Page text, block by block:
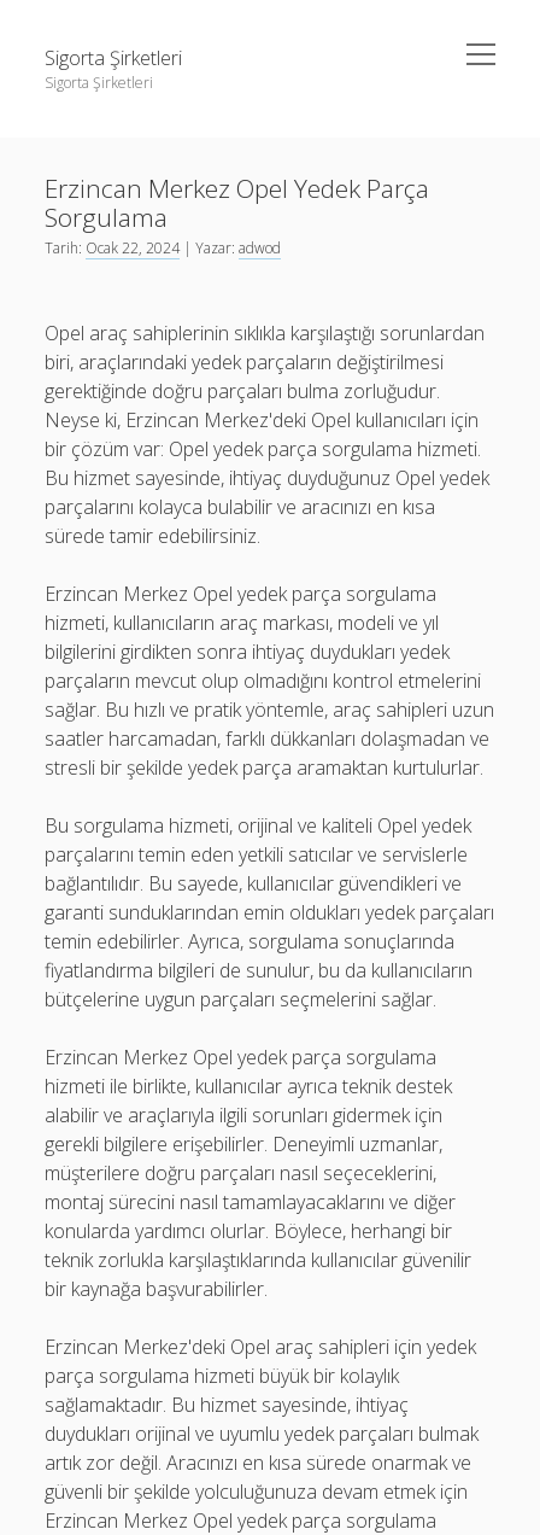
Sigorta Şirketleri
Sigorta Şirketleri
menüyü
aç
Linkedin Takipçi Yükseltme Hilesi
Liste
instagram gizli hesap görme giriş yapmadan
Liste
Sayfa Listesi
Erzincan Merkez Opel Yedek Parça
Sorgulama
Tarih: Ocak 22, 2024| Yazar:adwod
Opel araç sahiplerinin sıklıkla karşılaştığı sorunlardan
biri, araçlarındaki yedek parçaların değiştirilmesi
gerektiğinde doğru parçaları bulma zorluğudur.
Neyse ki, Erzincan Merkez'deki Opel kullanıcıları için
bir çözüm var: Opel yedek parça sorgulama hizmeti.
Bu hizmet sayesinde, ihtiyaç duyduğunuz Opel yedek
parçalarını kolayca bulabilir ve aracınızı en kısa
sürede tamir edebilirsiniz.
Erzincan Merkez Opel yedek parça sorgulama
hizmeti, kullanıcıların araç markası, modeli ve yıl
bilgilerini girdikten sonra ihtiyaç duydukları yedek
parçaların mevcut olup olmadığını kontrol etmelerini
sağlar. Bu hızlı ve pratik yöntemle, araç sahipleri uzun
saatler harcamadan, farklı dükkanları dolaşmadan ve
stresli bir şekilde yedek parça aramaktan kurtulurlar.
Bu sorgulama hizmeti, orijinal ve kaliteli Opel yedek
parçalarını temin eden yetkili satıcılar ve servislerle
bağlantılıdır. Bu sayede, kullanıcılar güvendikleri ve
garanti sunduklarından emin oldukları yedek parçaları
temin edebilirler. Ayrıca, sorgulama sonuçlarında
fiyatlandırma bilgileri de sunulur, bu da kullanıcıların
bütçelerine uygun parçaları seçmelerini sağlar.
Erzincan Merkez Opel yedek parça sorgulama
hizmeti ile birlikte, kullanıcılar ayrıca teknik destek
alabilir ve araçlarıyla ilgili sorunları gidermek için
gerekli bilgilere erişebilirler. Deneyimli uzmanlar,
müşterilere doğru parçaları nasıl seçeceklerini,
montaj sürecini nasıl tamamlayacaklarını ve diğer
konularda yardımcı olurlar. Böylece, herhangi bir
teknik zorlukla karşılaştıklarında kullanıcılar güvenilir
bir kaynağa başvurabilirler.
Erzincan Merkez'deki Opel araç sahipleri için yedek
parça sorgulama hizmeti büyük bir kolaylık
sağlamaktadır. Bu hizmet sayesinde, ihtiyaç
duydukları orijinal ve uyumlu yedek parçaları bulmak
artık zor değil. Aracınızı en kısa sürede onarmak ve
güvenli bir şekilde yolculuğunuza devam etmek için
Erzincan Merkez Opel yedek parça sorgulama